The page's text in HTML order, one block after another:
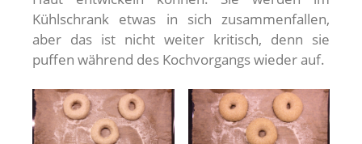
Kühlschrank etwas in sich zusammenfallen,
aber das ist nicht weiter kritisch, denn sie
puffen während des Kochvorgangs wieder auf.